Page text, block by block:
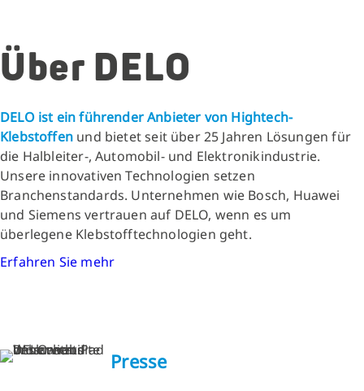
Über DELO
DELO ist ein führender Anbieter von Hightech-
Klebstoffenund bietet seit über 25 Jahren Lösungen für
die Halbleiter-, Automobil- und Elektronikindustrie.
Unsere innovativen Technologien setzen
Branchenstandards. Unternehmen wie Bosch, Huawei
und Siemens vertrauen auf DELO, wenn es um
überlegene Klebstofftechnologien geht.
Erfahren Sie mehr
Presse